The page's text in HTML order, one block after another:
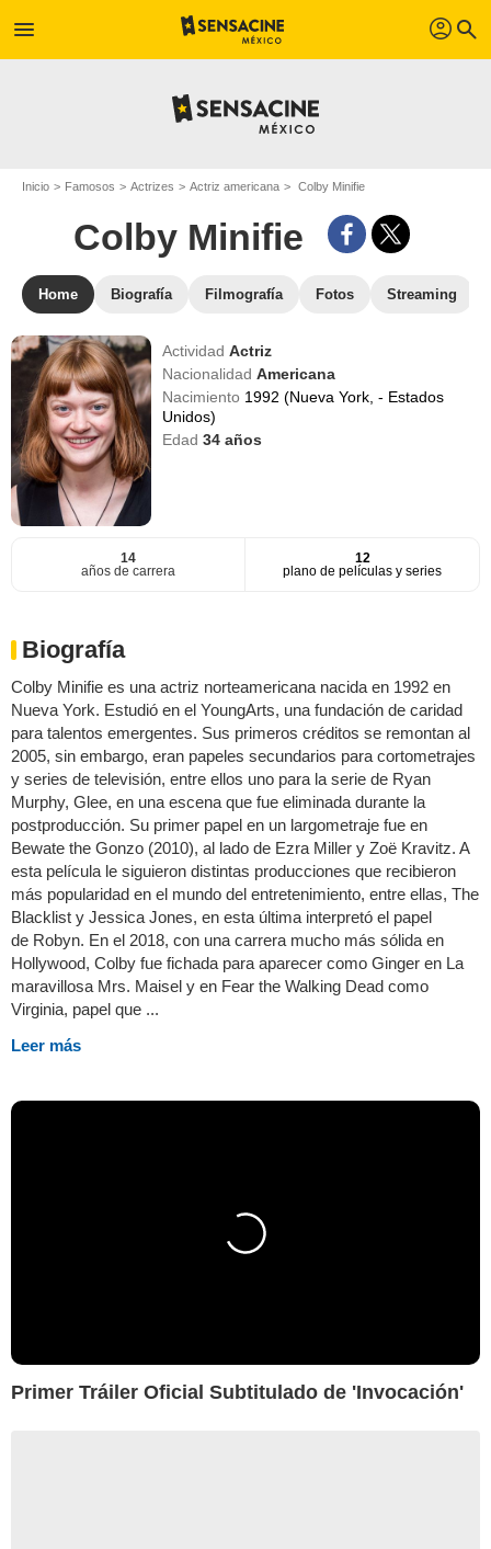
menu profil search
Inicio Famosos Actrizes Actriz americana Colby Minifie
Colby Minifie
Home Biografía Filmografía Fotos Streaming
ActividadActriz
NacionalidadAmericana
Nacimiento 1992 (Nueva York, - Estados
Unidos)
Edad34 años
14
años de carrera
12
plano de películas y series
Biografía
Colby Minifie es una actriz norteamericana nacida en 1992 en
Nueva York. Estudió en el YoungArts, una fundación de caridad
para talentos emergentes. Sus primeros créditos se remontan al
2005, sin embargo, eran papeles secundarios para cortometrajes
y series de televisión, entre ellos uno para la serie de Ryan
Murphy, Glee, en una escena que fue eliminada durante la
postproducción. Su primer papel en un largometraje fue en
Bewate the Gonzo (2010), al lado de Ezra Miller y Zoë Kravitz. A
esta película le siguieron distintas producciones que recibieron
más popularidad en el mundo del entretenimiento, entre ellas, The
Blacklist y Jessica Jones, en esta última interpretó el papel
de Robyn. En el 2018, con una carrera mucho más sólida en
Hollywood, Colby fue fichada para aparecer como Ginger en La
maravillosa Mrs. Maisel y en Fear the Walking Dead como
Virginia, papel que ...
Leer más
Primer Tráiler Oficial Subtitulado de 'Invocación'